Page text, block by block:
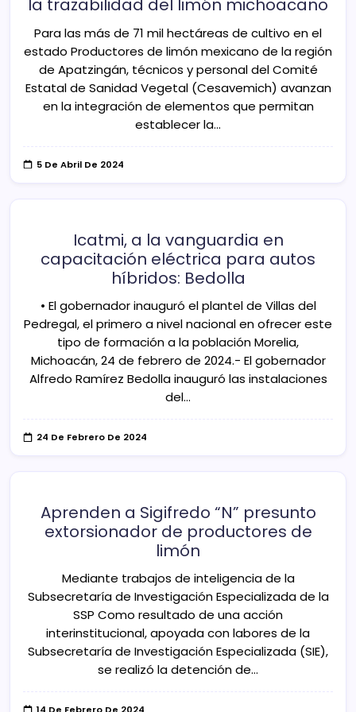
la trazabilidad del limón michoacano
Para las más de 71 mil hectáreas de cultivo en el
estado Productores de limón mexicano de la región
de Apatzingán, técnicos y personal del Comité
Estatal de Sanidad Vegetal (Cesavemich) avanzan
en la integración de elementos que permitan
establecer la…
5 De Abril De 2024
Icatmi, a la vanguardia en
capacitación eléctrica para autos
híbridos: Bedolla
• El gobernador inauguró el plantel de Villas del
Pedregal, el primero a nivel nacional en ofrecer este
tipo de formación a la población Morelia,
Michoacán, 24 de febrero de 2024.- El gobernador
Alfredo Ramírez Bedolla inauguró las instalaciones
del…
24 De Febrero De 2024
Aprenden a Sigifredo “N” presunto
extorsionador de productores de
limón
Mediante trabajos de inteligencia de la
Subsecretaría de Investigación Especializada de la
SSP Como resultado de una acción
interinstitucional, apoyada con labores de la
Subsecretaría de Investigación Especializada (SIE),
se realizó la detención de…